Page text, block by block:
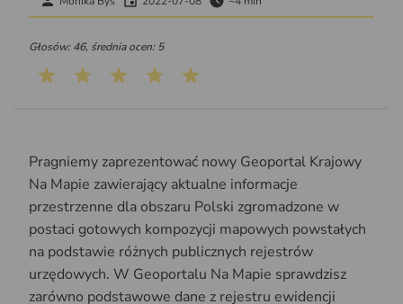
Głosów: 46, średnia ocen: 5
Pragniemy zaprezentować nowy Geoportal Krajowy
Na Mapie zawierający aktualne informacje
przestrzenne dla obszaru Polski zgromadzone w
postaci gotowych kompozycji mapowych powstałych
na podstawie różnych publicznych rejestrów
urzędowych. W Geoportalu Na Mapie sprawdzisz
zarówno podstawowe dane z rejestru ewidencji